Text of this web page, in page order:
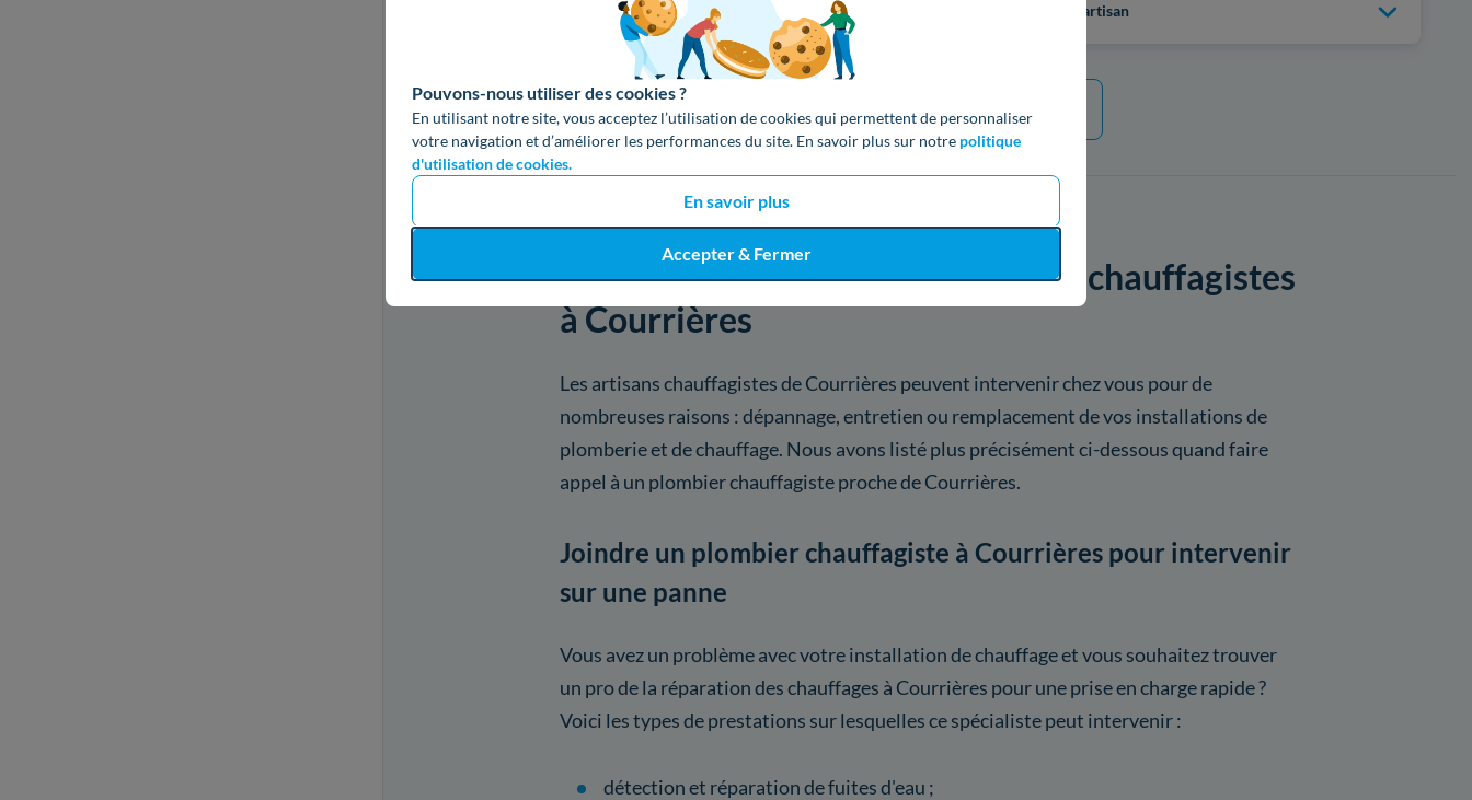
Pouvons-nous utiliser des cookies ?
En utilisant notre site, vous acceptez l’utilisation de cookies qui permettent de personnaliser
votre navigation et d’améliorer les performances du site. En savoir plus sur notre politique
d'utilisation de cookies.
En savoir plus
Accepter & Fermer
Plus d'infos sur l'artisan
Voir 1756 artisans de plus
Voici les services proposés par les chauffagistes
à Courrières
Les artisans chauffagistes de Courrières peuvent intervenir chez vous pour de
nombreuses raisons : dépannage, entretien ou remplacement de vos installations de
plomberie et de chauffage. Nous avons listé plus précisément ci-dessous quand faire
appel à un plombier chauffagiste proche de Courrières.
Joindre un plombier chauffagiste à Courrières pour intervenir
sur une panne
Vous avez un problème avec votre installation de chauffage et vous souhaitez trouver
un pro de la réparation des chauffages à Courrières pour une prise en charge rapide ?
Voici les types de prestations sur lesquelles ce spécialiste peut intervenir :
détection et réparation de fuites d'eau ;